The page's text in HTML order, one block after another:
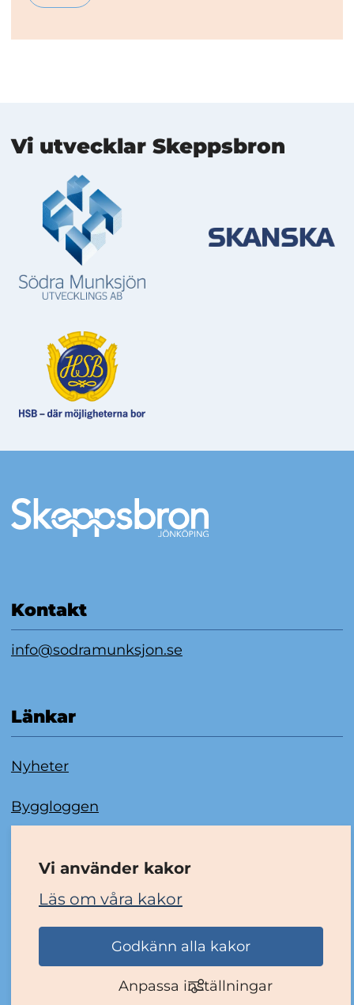
Vi använder kakor
Läs om våra kakor
Godkänn alla kakor
Anpassa inställningar
Mer information
Vi utvecklar Skeppsbron
Kontakt
info@sodramunksjon.se
Länkar
Nyheter
Byggloggen
Tillgänglighetsredogörelse